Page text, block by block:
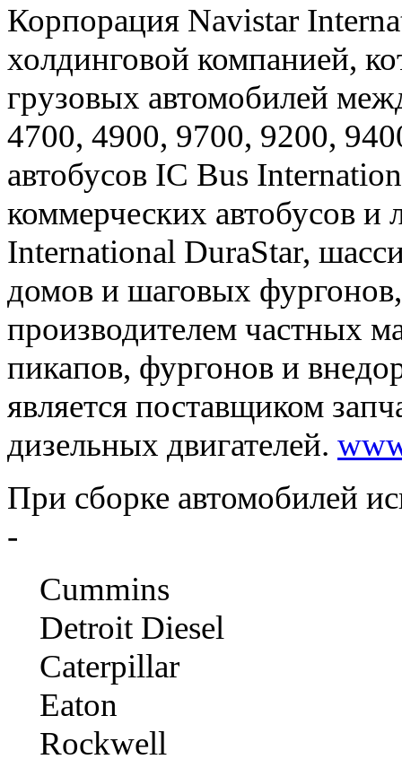
Корпорация Navistar
холдинговой компанией,
грузовых автомобилей
4700, 4900, 9700, 9200,
автобусов IC Bus
коммерческих автобусов и
International DuraStar,
домов и шаговых
производителем частных
пикапов, фургонов и
является поставщиком
дизельных двигателей.
При сборке автомобилей
-
Cummins
Detroit Diesel
Caterpillar
Eaton
Rockwell